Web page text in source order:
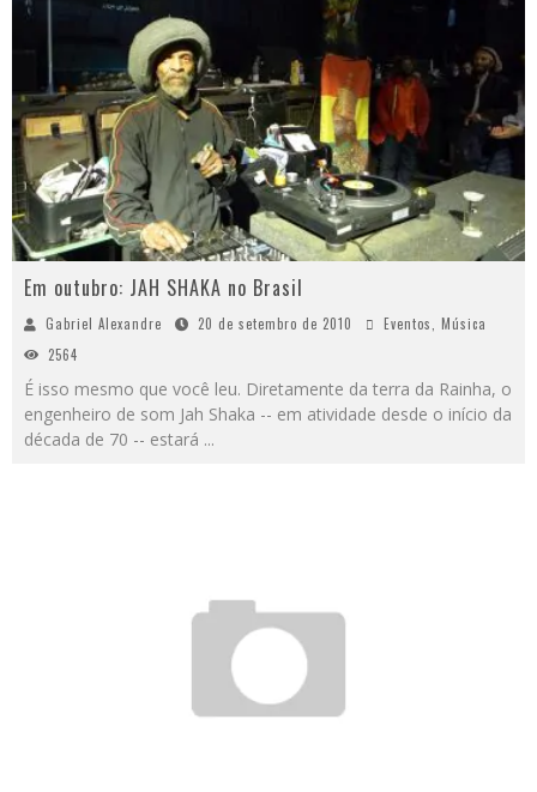
Em outubro: JAH SHAKA no Brasil
Gabriel Alexandre 20 de setembro de 2010 Eventos
Música
2564
É isso mesmo que você leu. Diretamente da terra da Rainha, o
engenheiro de som Jah Shaka -- em atividade desde o início da
década de 70 -- estará ...